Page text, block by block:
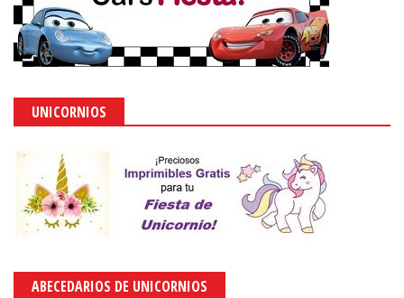
UNICORNIOS
ABECEDARIOS DE UNICORNIOS